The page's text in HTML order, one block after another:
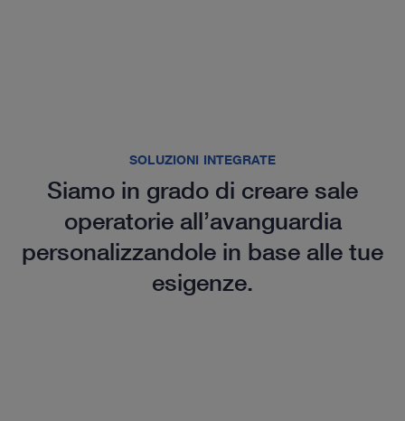
SOLUZIONI INTEGRATE
Siamo in grado di creare sale
operatorie all’avanguardia
personalizzandole in base alle tue
esigenze.